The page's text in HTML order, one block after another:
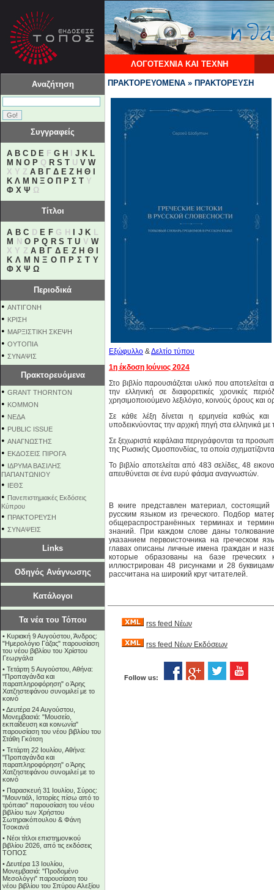
ΛΟΓΟΤΕΧΝΙΑ ΚΑΙ ΤΕΧΝΗ
Αναζήτηση
Συγγραφείς
A B C D E F G H J K L
M N O P Q R S T U V W
X Y Z Α Β Γ Δ Ε Ζ Η Θ
Κ Λ Μ Ν Ξ Ο Π Ρ Σ Τ Υ
Φ Χ Ψ Ω
Τίτλοι
A B C D E FG H J K L
M
N O P Q R S T U V W
X Y ZΑ Β Γ Δ Ε Ζ Η Θ
Κ Λ Μ Ν Ξ Ο Π Ρ Σ Τ Υ
Φ Χ Ψ Ω
Περιοδικά
• ΑΝΤΙΓΟΝΗ
• ΚΡΙΣΗ
• ΜΑΡΞΙΣΤΙΚΗ ΣΚΕΨΗ
• ΟΥΤΟΠΙΑ
• ΣΥΝΑΨΙΣ
Πρακτορευόμενα
• GRANT THORNTON
• KOMMON
• NEΔΑ
• PUBLIC ISSUE
• ΑΝΑΓΝΩΣΤΗΣ
• ΕΚΔΟΣΕΙΣ ΠΙΡΟΓΑ
• ΙΔΡΥΜΑ ΒΑΣΙΛΗΣ
ΠΑΠΑΝΤΩΝΙΟΥ
• ΙΕΘΣ
• Πανεπιστημιακές Εκδόσεις
Κύπρου
• ΠΡΑΚΤΟΡΕΥΣΗ
• ΣΥΝΑΨΕΙΣ
Links
Οδηγός Ανάγνωσης
Κατάλογοι
Τα νέα του Τόπου
• Κυριακή 9 Αυγούστου, Άνδρος:
"Ημερολόγιο Γάζας" παρουσίαση
του νέου βιβλίου του Χρίστου
Γεωργάλα
• Τετάρτη 5 Αυγούστου, Αθήνα:
"Προπαγάνδα και
παραπληροφόρηση" ο Άρης
Χατζηστεφάνου συνομιλεί με το
κοινό
•Δευτέρα 24 Αυγούστου,
Μονεμβασιά: "Μουσείο,
εκπαίδευση και κοινωνία"
παρουσίαση του νέου βιβλίου του
Στάθη Γκότση
• Τετάρτη 22 Ιουλίου, Αθήνα:
"Προπαγάνδα και
παραπληροφόρηση" ο Άρης
Χατζηστεφάνου συνομιλεί με το
κοινό
• Παρασκευή 31 Ιουλίου, Σύρος:
"Μουντιάλ, Ιστορίες πίσω από το
τρόπαιο" παρουσίαση του νέου
βιβλίου των Χρήστου
Σωτηρακόπουλου & Φάνη
Τσοκανά
• Νέοι τίτλοι επιστημονικού
βιβλίου 2026, από τις εκδόσεις
ΤΟΠΟΣ
•Δευτέρα 13 Ιουλίου,
Μονεμβασιά: "Προδομένο
Μεσολόγγι" παρουσίαση του
νέου βιβλίου του Σπύρου Αλεξίου
ΠΡΑΚΤΟΡΕΥΟΜΕΝΑ » ΠΡΑΚΤΟΡΕΥΣΗ
Εξώφυλλο &Δελτίο τύπου
1η έκδοση Ιούνιος 2024
Στο βιβλίο παρουσιάζεται υλικό που
την ελληνική σε διαφορετικές χρονικές
χρησιμοποιούμενο λεξιλόγιο, κοινούς όρους
Σε κάθε λέξη δίνεται η ερμηνεία καθώς
υποδεικνύοντας την αρχική πηγή στα ελληνικά με
Σε ξεχωριστά κεφάλαια περιγράφονται τα
της Ρωσικής Ομοσπονδίας, τα οποία
Το βιβλίο αποτελείται από 483 σελίδες, 48
απευθύνεται σε ένα ευρύ φάσμα αναγνωστών.
В книге представлен материал,
русским языком из греческого. Подбор
общераспространённых терминах и
знаний. При каждом слове даны
указанием первоисточника на греческом
главах описаны личные имена граждан и
которые образованы на базе
иллюстрирован 48 рисунками и 28
рассчитана на широкий круг читателей.
rss feed Νέων
rss feed Νέων Εκδόσεων
Follow us: